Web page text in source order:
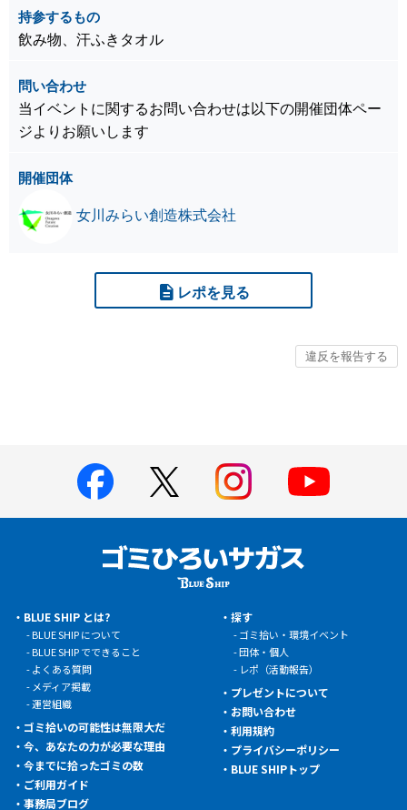
持参するもの
飲み物、汗ふきタオル
問い合わせ
当イベントに関するお問い合わせは以下の開催団体ペー
ジよりお願いします
開催団体
女川みらい創造株式会社
レポを見る
BLUE SHIP とは?
BLUE SHIP について
BLUE SHIP でできること
よくある質問
メディア掲載
運営組織
ゴミ拾いの可能性は無限大だ
今、あなたの力が必要な理由
今までに拾ったゴミの数
ご利用ガイド
事務局ブログ
探す
ゴミ拾い・環境イベント
団体・個人
レポ（活動報告）
プレゼントについて
お問い合わせ
利用規約
プライバシーポリシー
BLUE SHIPトップ